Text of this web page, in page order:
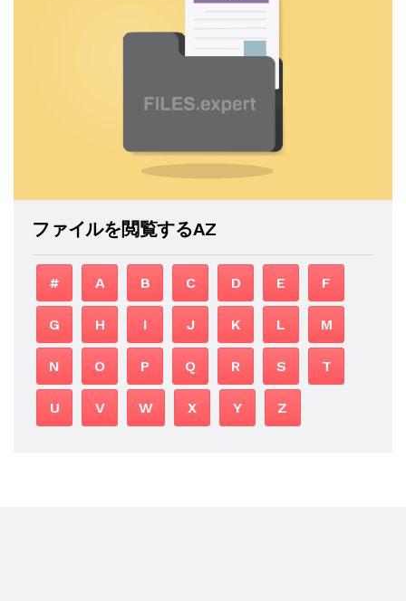
ファイルを閲覧するAZ
# A B C D E F
G H I J K L M
N O P Q R S T
U V W X Y Z